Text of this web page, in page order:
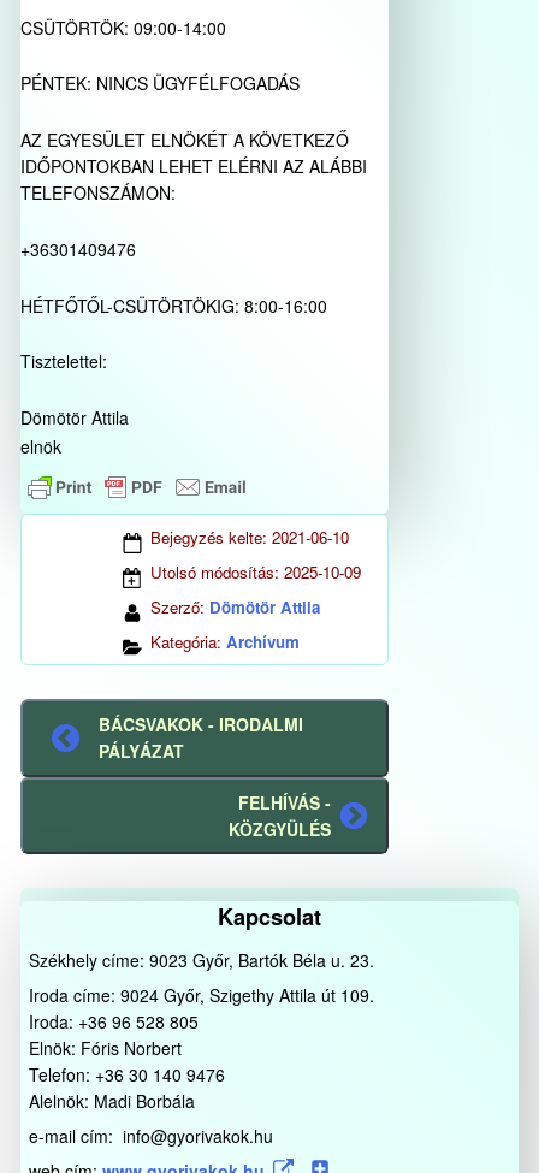
CSÜTÖRTÖK: 09:00-14:00
PÉNTEK: NINCS ÜGYFÉLFOGADÁS
AZ EGYESÜLET ELNÖKÉT A KÖVETKEZŐ
IDŐPONTOKBAN LEHET ELÉRNI AZ ALÁBBI
TELEFONSZÁMON:
+36301409476
HÉTFŐTŐL-CSÜTÖRTÖKIG: 8:00-16:00
Tisztelettel:
Dömötör Attila
elnök
Bejegyzés kelte: 2021-06-10
Utolsó módosítás: 2025-10-09
Szerző: Dömötör Attila
Kategória: Archívum
Előző
bejegyzés
BÁCSVAKOK - IRODALMI
PÁLYÁZAT
Következő
bejegyzés
FELHÍVÁS -
KÖZGYÜLÉS
Kapcsolat
Székhely címe: 9023 Győr, Bartók Béla u. 23.
Iroda címe: 9024 Győr, Szigethy Attila út 109.
Iroda: +36 96 528 805
Elnök: Fóris Norbert
Telefon: +36 30 140 9476
Alelnök: Madi Borbála
e-mail cím: info@gyorivakok.hu